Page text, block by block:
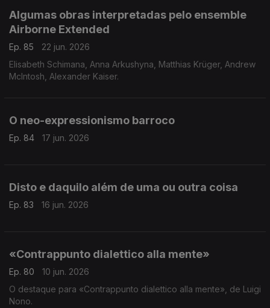
Algumas obras interpretadas pelo ensemble
Airborne Extended
Ep. 85
22 jun. 2026
Elisabeth Schimana, Anna Arkushyna, Matthias Krüger, Andrew
McIntosh, Alexander Kaiser.
O neo-expressionismo barroco
Ep. 84 17 jun. 2026
Disto e daquilo além de uma ou outra coisa
Ep. 83 16 jun. 2026
«Contrappunto dialettico alla mente»
Ep. 80
10 jun. 2026
O destaque para «Contrappunto dialettico alla mente», de Luigi
Nono.